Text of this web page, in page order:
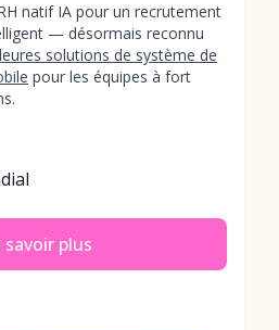
natif IA pour un recrutement
— désormais reconnu
solutions de système de
pour les équipes à fort
savoir plus